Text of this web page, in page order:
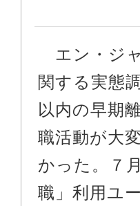
エン・ジ
関する実態
以内の早期
職活動が大
かった。７
職」利用ユ